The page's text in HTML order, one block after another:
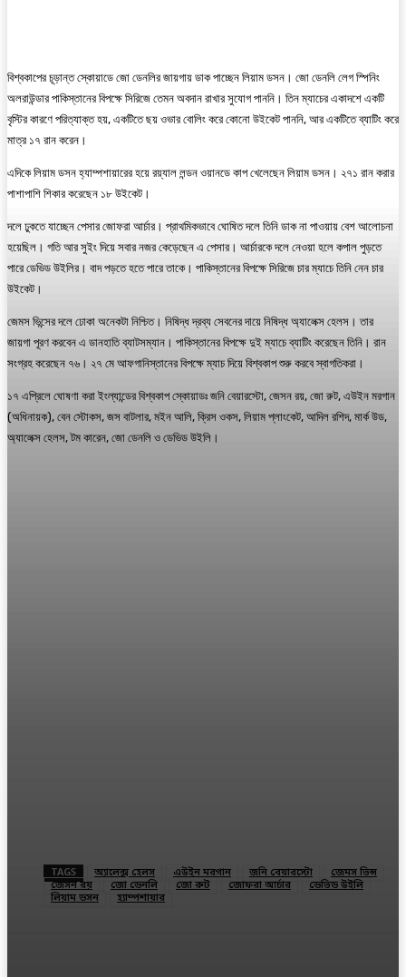
বিশ্বকাপের চূড়ান্ত স্কোয়াডে জো ডেনলির জায়গায় ডাক পাচ্ছেন লিয়াম ডসন। জো ডেনলি লেগ স্পিনিং
অলরাউন্ডার পাকিস্তানের বিপক্ষে সিরিজে তেমন অবদান রাখার সুযোগ পাননি। তিন ম্যাচের একাদশে একটি
বৃস্টির কারণে পরিত্যাক্ত হয়, একটিতে ছয় ওভার বোলিং করে কোনো উইকেট পাননি, আর একটিতে ব্যাটিং করে
মাত্র ১৭ রান করেন।
এদিকে লিয়াম ডসন হ্যাম্পশায়ারের হয়ে রয়্যাল লন্ডন ওয়ানডে কাপ খেলেছেন লিয়াম ডসন। ২৭১ রান করার
পাশাপাশি শিকার করেছেন ১৮ উইকেট।
দলে ঢুকতে যাচ্ছেন পেসার জোফরা আর্চার। প্রাথমিকভাবে ঘোষিত দলে তিনি ডাক না পাওয়ায় বেশ আলোচনা
হয়েছিল। গতি আর সুইং দিয়ে সবার নজর কেড়েছেন এ পেসার। আর্চারকে দলে নেওয়া হলে কপাল পুড়তে
পারে ডেভিড উইলির। বাদ পড়তে হতে পারে তাকে। পাকিস্তানের বিপক্ষে সিরিজে চার ম্যাচে তিনি নেন চার
উইকেট।
জেমস ভিন্সের দলে ঢোকা অনেকটা নিশ্চিত। নিষিদ্ধ দ্রব্য সেবনের দায়ে নিষিদ্ধ অ্যালেক্স হেলস। তার
জায়গা পূরণ করবেন এ ডানহাতি ব্যাটসম্যান। পাকিস্তানের বিপক্ষে দুই ম্যাচে ব্যাটিং করেছেন তিনি। রান
সংগ্রহ করেছেন ৭৬। ২৭ মে আফগানিস্তানের বিপক্ষে ম্যাচ দিয়ে বিশ্বকাপ শুরু করবে স্বাগতিকরা।
১৭ এপ্রিলে ঘোষণা করা ইংল্যান্ডের বিশ্বকাপ স্কোয়াডঃ জনি বেয়ারস্টো, জেসন রয়, জো রুট, এউইন মরগান
(অধিনায়ক), বেন স্টোকস, জস বাটলার, মইন আলি, ক্রিস ওকস, লিয়াম প্লাংকেট, আদিল রশিদ, মার্ক উড,
অ্যালেক্স হেলস, টম কারেন, জো ডেনলি ও ডেভিড উইলি।
TAGS অ্যালেক্স হেলস এউইন মরগান জনি বেয়ারস্টো
জেমস ভিন্স
জেসন রয়
জো ডেনলি জো রুট জোফরা আর্চার
ডেভিড উইলি
লিয়াম ডসন
হ্যাম্পশায়ার